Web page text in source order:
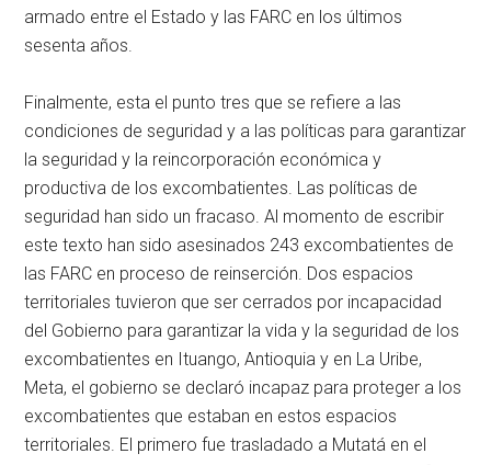
armado entre el Estado y las FARC en los últimos
sesenta años.
Finalmente, esta el punto tres que se refiere a las
condiciones de seguridad y a las políticas para garantizar
la seguridad y la reincorporación económica y
productiva de los excombatientes. Las políticas de
seguridad han sido un fracaso. Al momento de escribir
este texto han sido asesinados 243 excombatientes de
las FARC en proceso de reinserción. Dos espacios
territoriales tuvieron que ser cerrados por incapacidad
del Gobierno para garantizar la vida y la seguridad de los
excombatientes en Ituango, Antioquia y en La Uribe,
Meta, el gobierno se declaró incapaz para proteger a los
excombatientes que estaban en estos espacios
territoriales. El primero fue trasladado a Mutatá en el